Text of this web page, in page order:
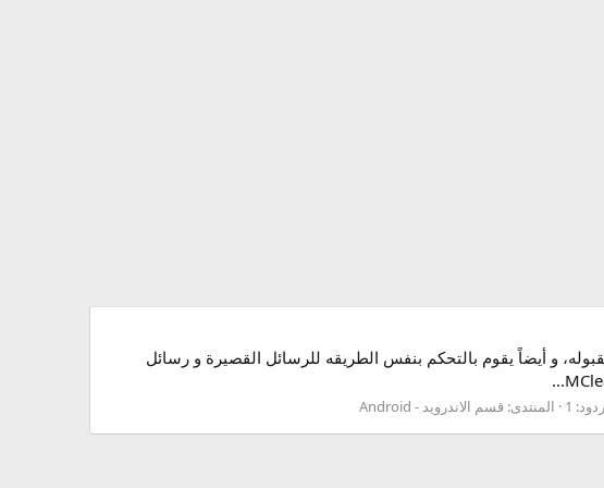
و أيضاً يقوم بالتحكم بنفس الطريقه للرسائل القصيرة و رسائل
1 المنتدى: قسم الاندرويد - Android